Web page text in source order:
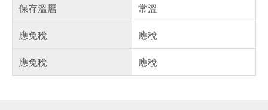
保存溫層
常溫
應免稅
應稅
應免稅
應稅